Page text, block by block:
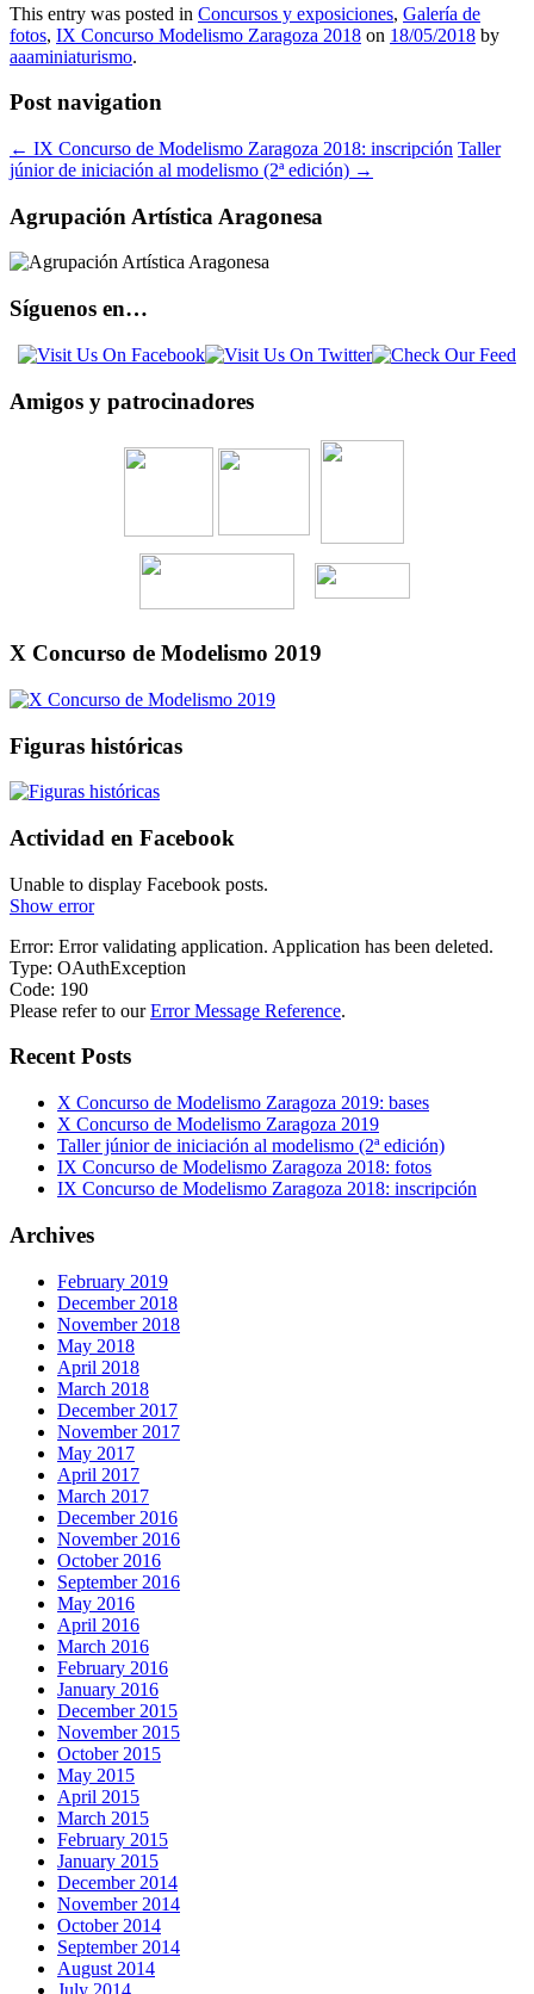
This entry was posted in Concursos y exposiciones, Galería de
fotos, IX Concurso Modelismo Zaragoza 2018 on 18/05/2018 by
aaaminiaturismo.
Post navigation
← IX Concurso de Modelismo Zaragoza 2018: inscripción Taller
júnior de iniciación al modelismo (2ª edición) →
Agrupación Artística Aragonesa
Síguenos en…
Amigos y patrocinadores
X Concurso de Modelismo 2019
Figuras históricas
Actividad en Facebook
Unable to display Facebook posts.
Show error
Error: Error validating application. Application has been deleted.
Type: OAuthException
Code: 190
Please refer to ourError Message Reference.
Recent Posts
X Concurso de Modelismo Zaragoza 2019: bases
X Concurso de Modelismo Zaragoza 2019
Taller júnior de iniciación al modelismo (2ª edición)
IX Concurso de Modelismo Zaragoza 2018: fotos
IX Concurso de Modelismo Zaragoza 2018: inscripción
Archives
February 2019
December 2018
November 2018
May 2018
April 2018
March 2018
December 2017
November 2017
May 2017
April 2017
March 2017
December 2016
November 2016
October 2016
September 2016
May 2016
April 2016
March 2016
February 2016
January 2016
December 2015
November 2015
October 2015
May 2015
April 2015
March 2015
February 2015
January 2015
December 2014
November 2014
October 2014
September 2014
August 2014
July 2014